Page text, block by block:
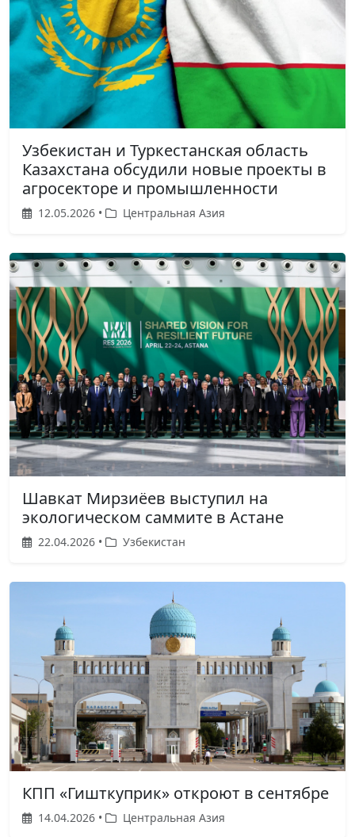
Узбекистан и Туркестанская область
Казахстана обсудили новые проекты в
агросекторе и промышленности
12.05.2026 • Центральная Азия
Шавкат Мирзиёев выступил на
экологическом саммите в Астане
22.04.2026 • Узбекистан
КПП «Гишткуприк» откроют в сентябре
14.04.2026 • Центральная Азия